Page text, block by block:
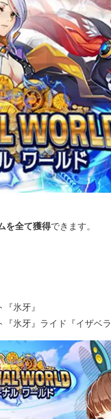
を全て獲得できます。
氷牙』
氷牙』ライド『イザベラ